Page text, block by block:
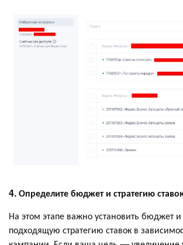
4. Определите бюджет и стратегию
На этом этапе важно установить бюджет
подходящую стратегию ставок в